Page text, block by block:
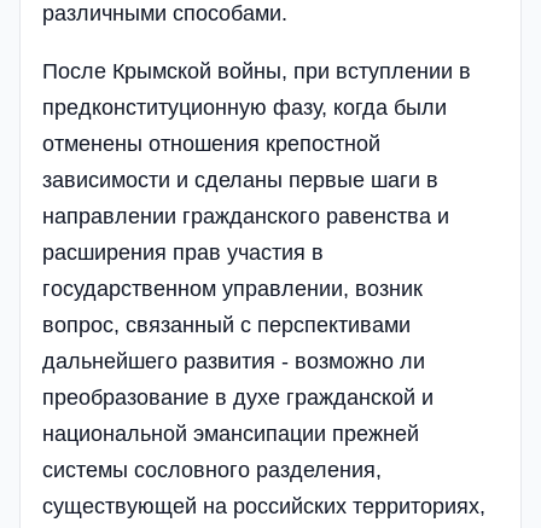
различными способами.
После Крымской войны, при вступлении в
предконституционную фазу, когда были
отменены отношения крепостной
зависимости и сделаны первые шаги в
направлении гражданского равенства и
расширения прав участия в
государственном управлении, возник
вопрос, связанный с перспективами
дальнейшего развития - возможно ли
преобразование в духе гражданской и
национальной эмансипации прежней
системы сословного разделения,
существующей на российских территориях,